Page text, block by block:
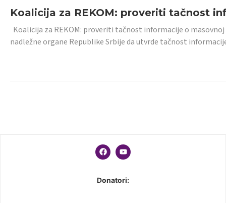
Koalicija za REKOM: proveriti tačnost
Koalicija za REKOM: proveriti tačnost informacije o
nadležne organe Republike Srbije da utvrde tačnost
Donatori: